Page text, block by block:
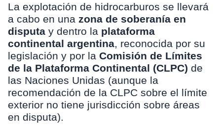
La explotación de hidrocarburos se llevará
a cabo en una zona de soberanía en
disputa y dentro la plataforma
continental argentina, reconocida por su
legislación y por la Comisión de Límites
de la Plataforma Continental (CLPC) de
las Naciones Unidas (aunque la
recomendación de la CLPC sobre el límite
exterior no tiene jurisdicción sobre áreas
en disputa).